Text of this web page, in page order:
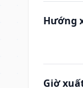
Hướng
Giờ